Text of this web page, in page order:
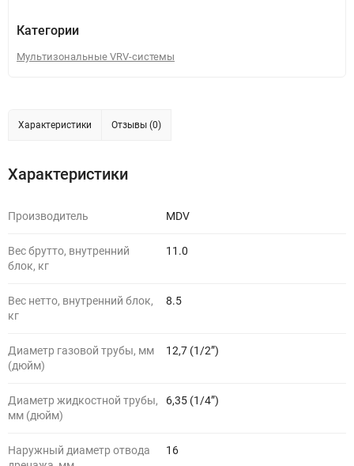
Категории
Мультизональные VRV-системы
Характеристики Отзывы (0)
Характеристики
Производитель MDV
Вес брутто, внутренний
блок, кг
11.0
Вес нетто, внутренний блок,
кг
8.5
Диаметр газовой трубы, мм
(дюйм)
12,7 (1/2”)
Диаметр жидкостной трубы,
мм (дюйм)
6,35 (1/4”)
Наружный диаметр отвода
16